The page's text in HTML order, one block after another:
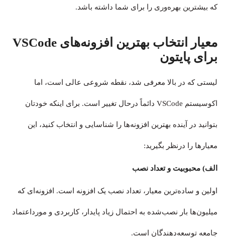
که بیشترین بهره‌وری را برای شما داشته باشد.
معیار انتخاب بهترین افزونه‌های VSCode
برای پایتون
لیستی که در بالا معرفی شد، نقطه شروعی عالی است، اما
اکوسیستم VSCode دائماً درحال تغییر است. برای اینکه خودتان
بتوانید در آینده بهترین افزونه‌ها را شناسایی و انتخاب کنید، این
معیارها را درنظر بگیرید:
الف) محبوبیت و تعداد نصب
اولین و ساده‌ترین معیار، تعداد نصب یک افزونه است. افزونه‌ای که
میلیون‌ها بار نصب‌شده به احتمال زیاد پایدار، کاربردی و مورداعتماد
جامعه توسعه‌دهندگان است.